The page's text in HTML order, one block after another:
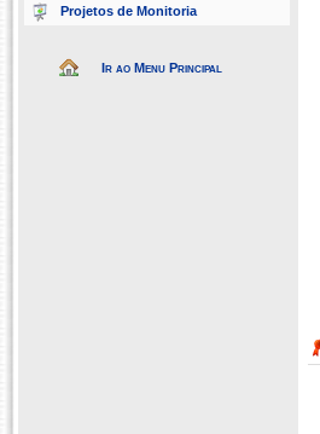
Projetos de Monitoria
Ir ao Menu Principal